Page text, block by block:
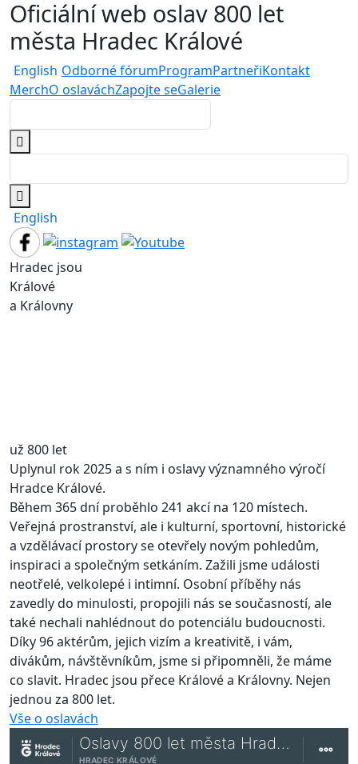
Oficiální web oslav 800 let
města Hradec Králové
English Odborné fórumProgramPartneřiKontakt
MerchO oslaváchZapojte seGalerie
English
Hradec jsou
Králové
a Královny
už 800 let
Uplynul rok 2025 a s ním i oslavy významného výročí
Hradce Králové.
Během 365 dní proběhlo 241 akcí na 120 místech.
Veřejná prostranství, ale i kulturní, sportovní, historické
a vzdělávací prostory se otevřely novým pohledům,
inspiraci a společným setkáním. Zažili jsme události
neotřelé, velkolepé i intimní. Osobní příběhy nás
zavedly do minulosti, propojili nás se současností, ale
také nechali nahlédnout do potenciálu budoucnosti.
Díky 96 aktérům, jejich vizím a kreativitě, i vám,
divákům, návštěvníkům, jsme si připomněli, že máme
co slavit. Hradec jsou přece Králové a Královny. Nejen
jednou za 800 let.
Vše o oslavách